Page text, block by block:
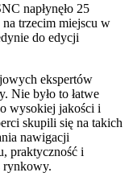
napłynęło 25
na trzecim miejscu w
do edycji
ekspertów
Nie było to łatwe
wysokiej jakości i
skupili się na takich
nawigacji
praktyczność i
rynkowy.